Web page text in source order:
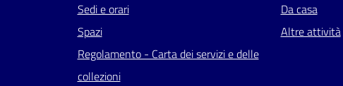
Sedi e orari
Spazi
Regolamento - Carta dei servizi e delle
collezioni
Da casa
Altre attività